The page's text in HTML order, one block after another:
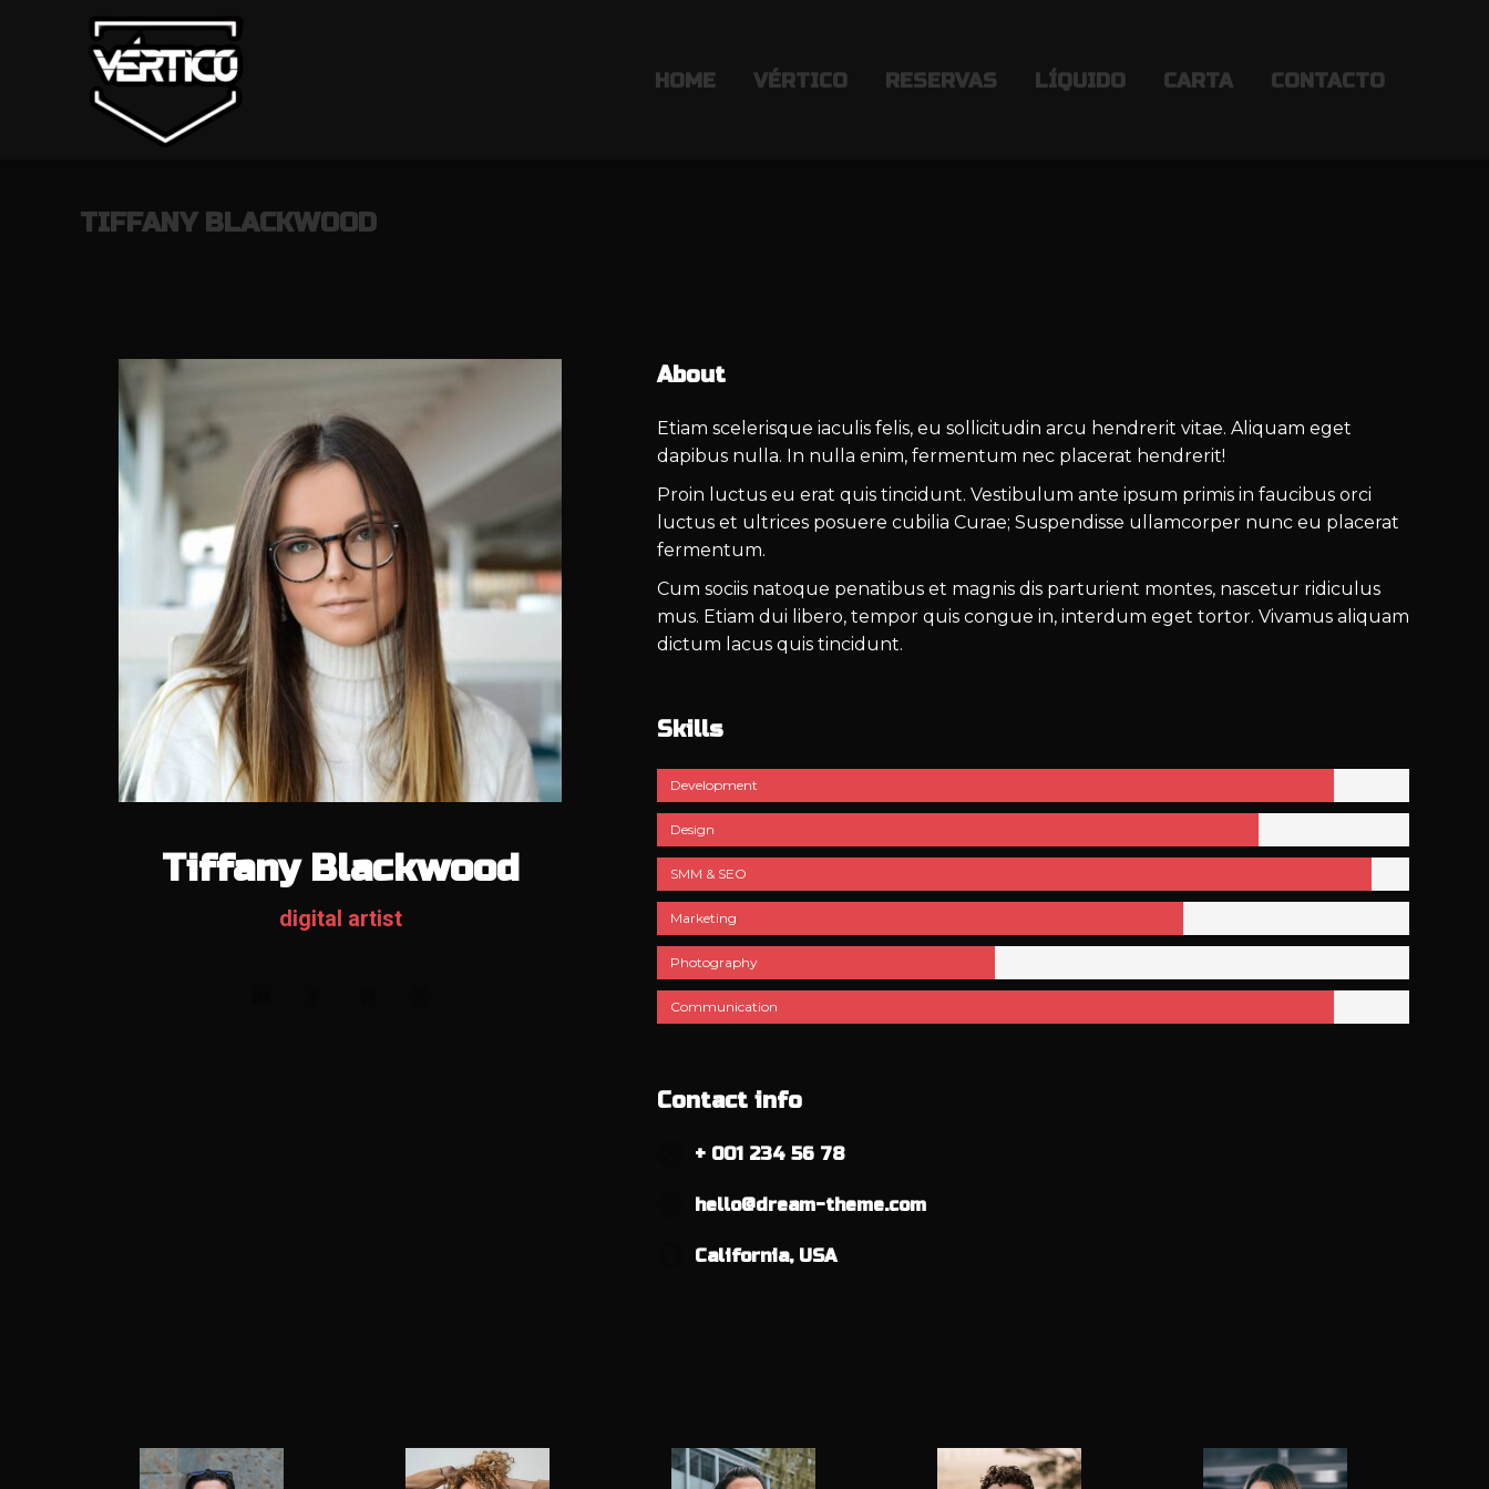
HOME VÉRTICO RESERVAS LÍQUIDO CARTA CONTACTO
TIFFANY BLACKWOOD
Tiffany Blackwood
digital artist
About
Etiam scelerisque iaculis felis, eu sollicitudin arcu hendrerit vitae. Aliquam eget
dapibus nulla. In nulla enim, fermentum nec placerat hendrerit!
Proin luctus eu erat quis tincidunt. Vestibulum ante ipsum primis in faucibus orci
luctus et ultrices posuere cubilia Curae; Suspendisse ullamcorper nunc eu placerat
fermentum.
Cum sociis natoque penatibus et magnis dis parturient montes, nascetur ridiculus
mus. Etiam dui libero, tempor quis congue in, interdum eget tortor. Vivamus aliquam
dictum lacus quis tincidunt.
Skills
Development
Design
SMM & SEO
Marketing
Photography
Communication
Contact info
+ 001 234 56 78
hello@dream-theme.com
California, USA
HOME VÉRTICO RESERVAS LÍQUIDO CARTA CONTACTO